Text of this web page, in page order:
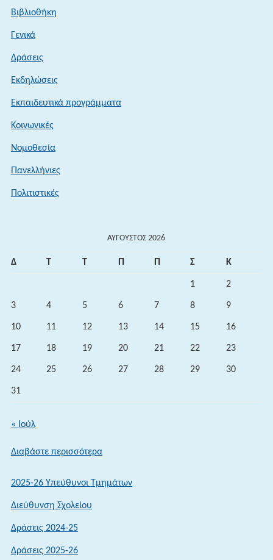
Βιβλιοθήκη
Γενικά
Δράσεις
Εκδηλώσεις
Εκπαιδευτικά προγράμματα
Κοινωνικές
Νομοθεσία
Πανελλήνιες
Πολιτιστικές
ΑΎΓΟΥΣΤΟΣ 2026
Δ Τ Τ Π Π Σ Κ
1 2
3 4 5 6 7 8 9
10 11 12 13 14 15 16
17 18 19 20 21 22 23
24 25 26 27 28 29 30
31
« Ιούλ
Διαβάστε περισσότερα:
Κέντρα
2025-26 Υπεύθυνοι Τμημάτων
Διεύθυνση Σχολείου
Δράσεις 2024-25
Δράσεις 2025-26